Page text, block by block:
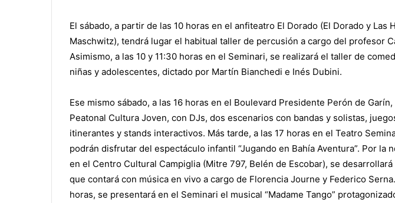
El sábado, a partir de las 10 horas en el anfiteatro El Dorado (El Dorado y Las
Maschwitz), tendrá lugar el habitual taller de percusión a cargo del profesor
Asimismo, a las 10 y 11:30 horas en el Seminari, se realizará el taller de
niñas y adolescentes, dictado por Martín Bianchedi e Inés Dubini.
Ese mismo sábado, a las 16 horas en el Boulevard Presidente Perón de
Peatonal Cultura Joven, con DJs, dos escenarios con bandas y solistas,
itinerantes y stands interactivos. Más tarde, a las 17 horas en el Teatro
podrán disfrutar del espectáculo infantil “Jugando en Bahía Aventura”. Por la
en el Centro Cultural Campiglia (Mitre 797, Belén de Escobar), se
que contará con música en vivo a cargo de Florencia Journe y Federico
horas, se presentará en el Seminari el musical “Madame Tango”